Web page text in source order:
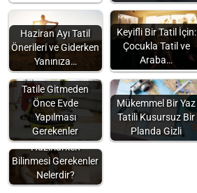
Haziran Ayı Tatil
Önerileri ve Giderken
Yanınıza…
Keyifli Bir Tatil İçin:
Çocukla Tatil ve
Araba…
Tatile Gitmeden
Önce Evde
Yapılması
Gerekenler
Mükemmel Bir Yaz
Tatili Kusursuz Bir
Planda Gizli
Çeyiz Listesi
Hazırlarken
Bilinmesi Gerekenler
Nelerdir?